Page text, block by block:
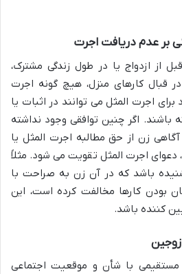
بر عدم دریافت اجرت
از ازدواج یا در طول زندگی مشترک،
قبال کارهای منزل، هیچ گونه اجرت
برای اجرت المثل می توانند در اثبات یا
باشند. اگر چنین توافقی وجود نداشته
زن از حق مطالبه اجرت المثل یا
دعوای اجرت المثل تقویت می شود. مثلاً
باشد که در آن زن به صراحت با
بودن کارها مخالفت کرده است، این
کننده باشد.
مستقیمی با شأن و موقعیت اجتماعی